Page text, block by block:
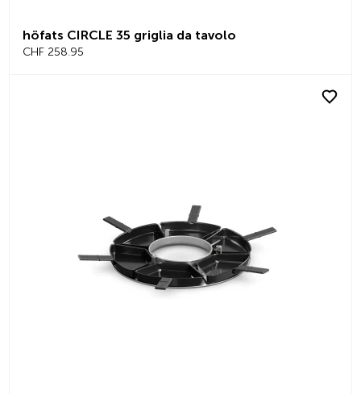
höfats CIRCLE 35 griglia da tavolo
CHF 258.95